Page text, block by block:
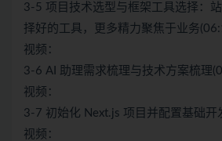
3-5 项目技术选型与框架工具选择：
择好的工具，更多精力聚焦于业务
视频：
3-6 AI 助理需求梳理与技术方案梳理
视频：
3-7 初始化 Next.js 项目并配置基础开
视频：